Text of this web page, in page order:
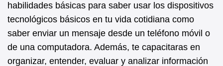
habilidades básicas para saber usar los dispositivos
tecnológicos básicos en tu vida cotidiana como
saber enviar un mensaje desde un teléfono móvil o
de una computadora. Además, te capacitaras en
organizar, entender, evaluar y analizar información